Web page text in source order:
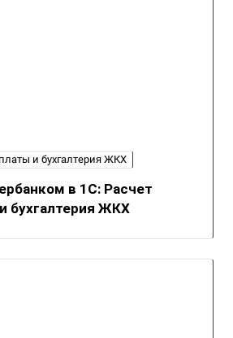
и бухгалтерия ЖКХ
в 1С: Расчет
бухгалтерия ЖКХ